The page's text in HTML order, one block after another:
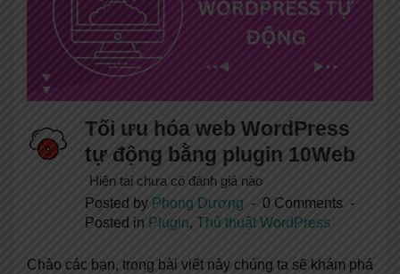
Tối ưu hóa web WordPress
tự động bằng plugin 10Web
Hiện tại chưa có đánh giá nào
Posted by Phong Dương
0 Comments
Posted in Plugin, Thủ thuật WordPress
Chào các bạn, trong bài viết này chúng ta sẽ khám phá